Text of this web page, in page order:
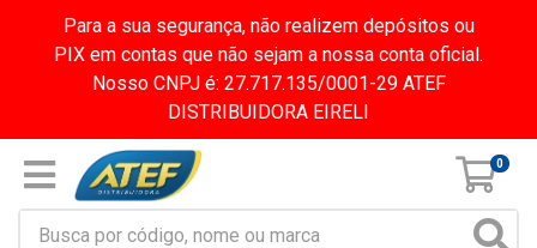
Para a sua segurança, não realizem depósitos ou
PIX em contas que não sejam a nossa conta oficial.
Nosso CNPJ é: 27.717.135/0001-29 ATEF
DISTRIBUIDORA EIRELI
0